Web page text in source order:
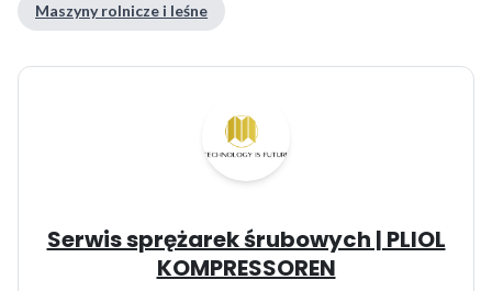
Maszyny rolnicze i leśne
Serwis sprężarek śrubowych | PLIOL
KOMPRESSOREN